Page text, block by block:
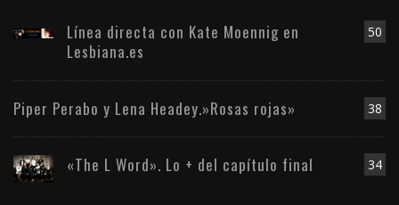
50
Línea directa con Kate Moennig en
Lesbiana.es
38
Piper Perabo y Lena Headey.»Rosas rojas»
34
«The L Word». Lo + del capítulo final